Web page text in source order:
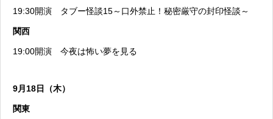
19:30開演 タブー怪談15～口外禁止！秘密厳守の封印怪談～
関西
19:00開演 今夜は怖い夢を見る
9月18日（木）
関東